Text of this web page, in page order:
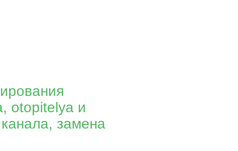
otopitelya и
канала, замена